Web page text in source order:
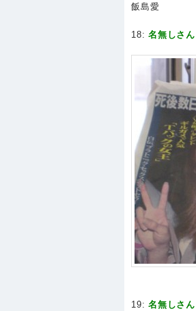
飯島愛
18:名無しさ
19:名無しさ